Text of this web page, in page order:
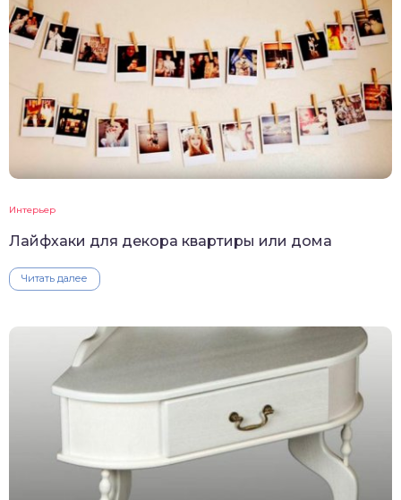
Интерьер
Лайфхаки для декора квартиры или дома
Читать далее